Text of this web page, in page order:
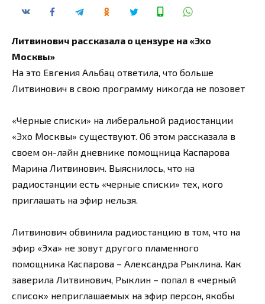
Литвинович рассказала о цензуре на «Эхо
Москвы»
На это Евгения Альбац ответила, что больше
Литвинович в свою программу никогда не позовет
«Черные списки» на либеральной радиостанции
«Эхо Москвы» существуют. Об этом рассказала в
своем он-лайн дневнике помощница Каспарова
Марина Литвинович. Выяснилось, что на
радиостанции есть «черные списки» тех, кого
приглашать на эфир нельзя.
Литвинович обвинила радиостанцию в том, что на
эфир «Эха» не зовут другого пламенного
помощника Каспарова – Александра Рыклина. Как
заверила Литвинович, Рыклин – попал в «черный
список» неприглашаемых на эфир персон, якобы